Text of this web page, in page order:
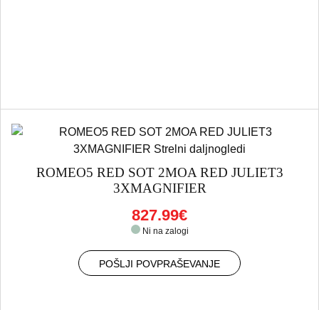
ROMEO5 RED SOT 2MOA RED JULIET3
3XMAGNIFIER
827.99€
Ni na zalogi
POŠLJI POVPRAŠEVANJE